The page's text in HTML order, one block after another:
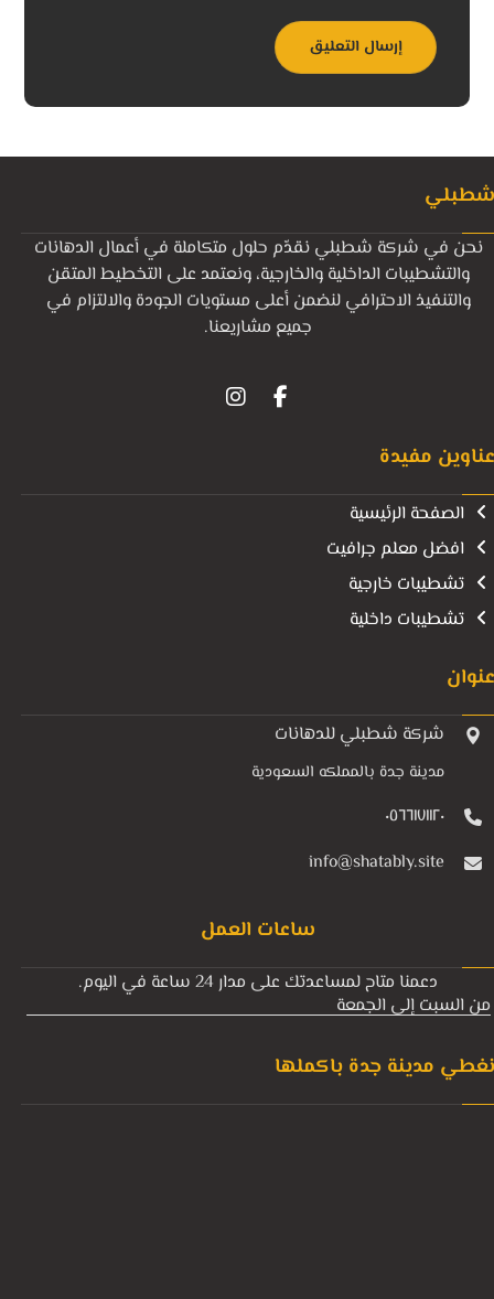
شطبلي
نحن في شركة شطبلي نقدّم حلول متكاملة في أعمال الدهانات
والتشطيبات الداخلية والخارجية، ونعتمد على التخطيط المتقن
والتنفيذ الاحترافي لنضمن أعلى مستويات الجودة والالتزام في
جميع مشاريعنا.
عناوين مفيدة
الصفحة الرئيسية
افضل معلم جرافيت
تشطيبات خارجية
تشطيبات داخلية
عنوان
شركة شطبلي للدهانات
مدينة جدة بالمملكه السعودية
٠٥٦٦١٧١١٢٠
info@shatably.site
ساعات العمل
دعمنا متاح لمساعدتك على مدار 24 ساعة في اليوم.
من السبت إلى الجمعة
نغطي مدينة جدة باكملها